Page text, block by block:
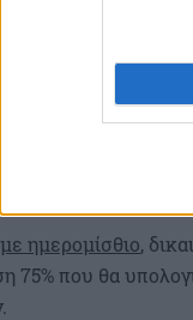
ημερομίσθιο,
75% που θα